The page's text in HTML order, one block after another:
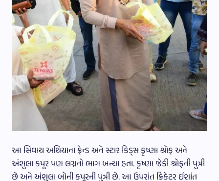
આ સિવાય અથિયાના ફ્રેન્ડ અને સ્ટાર કિડ્સ કૃષ્ણા શ્રોફ અને
અંશુલા કપૂર પણ લગ્નનો ભાગ બન્યા હતા. કૃષ્ણા જેકી શ્રોફની પુત્રી
છે અને અંશુલા બોની કપૂરની પુત્રી છે. આ ઉપરાંત ક્રિકેટર ઈશાંત